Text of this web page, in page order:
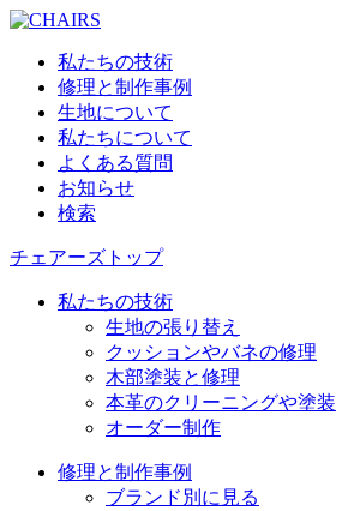
私たちの技術
修理と制作事例
生地について
私たちについて
よくある質問
お知らせ
検索
チェアーズトップ
私たちの技術
生地の張り替え
クッションやバネの修理
木部塗装と修理
本革のクリーニングや塗装
オーダー制作
修理と制作事例
ブランド別に見る